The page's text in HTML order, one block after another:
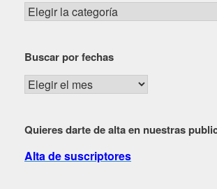
Buscar
por
dificultad…
Buscar por fechas
Buscar
por
Quieres darte de alta en nuestras
Alta de suscriptores